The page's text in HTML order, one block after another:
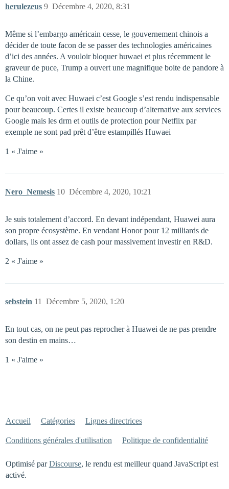
herulezeus Décembre 4, 2020, 8:31
9
Même si l’embargo américain cesse, le gouvernement chinois a
décider de toute facon de se passer des technologies américaines
d’ici des années. A vouloir bloquer huwaei et plus récemment le
graveur de puce, Trump a ouvert une magnifique boite de pandore à
la Chine.
Ce qu’on voit avec Huwaei c’est Google s’est rendu indispensable
pour beaucoup. Certes il existe beaucoup d’alternative aux services
Google mais les drm et outils de protection pour Netflix par
exemple ne sont pad prêt d’être estampillés Huwaei
1 « J'aime »
Nero_Nemesis Décembre 4, 2020, 10:21
10
Je suis totalement d’accord. En devant indépendant, Huawei aura
son propre écosystème. En vendant Honor pour 12 milliards de
dollars, ils ont assez de cash pour massivement investir en R&D.
2 « J'aime »
sebstein Décembre 5, 2020, 1:20
11
En tout cas, on ne peut pas reprocher à Huawei de ne pas prendre
son destin en mains…
1 « J'aime »
Accueil Catégories Lignes directrices
Conditions générales d'utilisation Politique de confidentialité
Optimisé parDiscourse, le rendu est meilleur quand JavaScript est
activé.